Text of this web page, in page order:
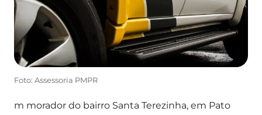
Foto: Assessoria PMPR
m morador do bairro Santa Terezinha, em Pato